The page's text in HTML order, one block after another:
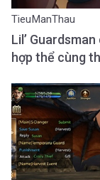
TieuManThau
Lil’
hợp thể cùng